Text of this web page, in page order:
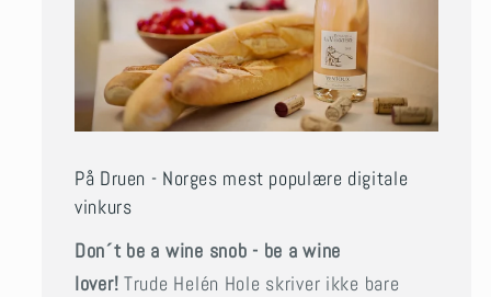
På Druen - Norges mest populære digitale
vinkurs
Don´t be a wine snob - be a wine
lover!Trude Helén Hole skriver ikke bare